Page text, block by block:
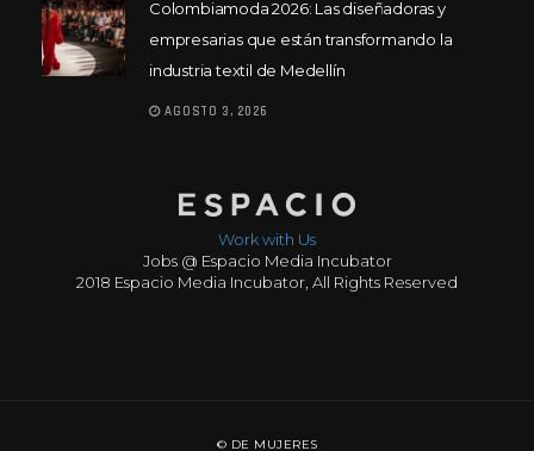
Colombiamoda 2026: Las diseñadoras y
empresarias que están transformando la
industria textil de Medellín
AGOSTO 3, 2026
Work with Us
Jobs @ Espacio Media Incubator
2018 Espacio Media Incubator, All Rights Reserved
© DE MUJERES